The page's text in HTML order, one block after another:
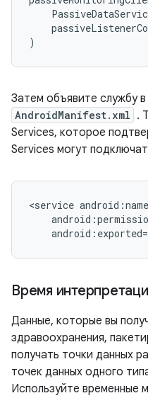
)
Затем объявите службу
AndroidManifest.xml .
Services, которое
Services могут
<service
Время
Данные, которые вы
здравоохранения,
получать точки данных
точек данных одного
Используйте временные